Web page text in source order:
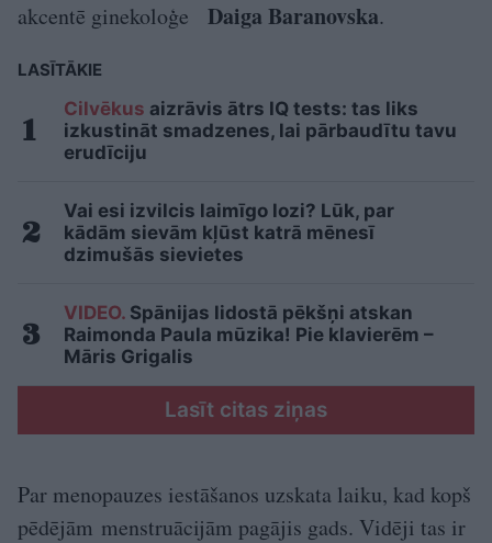
akcentē ginekoloģe Daiga Baranovska.
LASĪTĀKIE
Cilvēkus aizrāvis ātrs IQ tests: tas liks
izkustināt smadzenes, lai pārbaudītu tavu
erudīciju
Vai esi izvilcis laimīgo lozi? Lūk, par
kādām sievām kļūst katrā mēnesī
dzimušās sievietes
VIDEO. Spānijas lidostā pēkšņi atskan
Raimonda Paula mūzika! Pie klavierēm –
Māris Grigalis
Lasīt citas ziņas
Par menopauzes iestāšanos uzskata laiku, kad kopš
pēdējām menstruācijām pagājis gads. Vidēji tas ir